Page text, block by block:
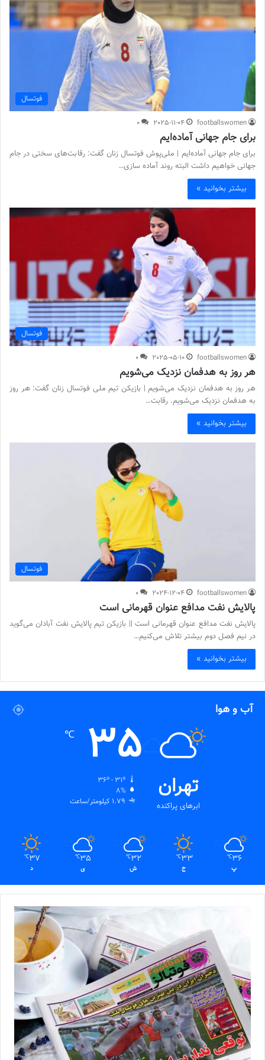
فوتسال
footballswomen
2025-11-04
0
برای جام جهانی آماده‌ایم
برای جام جهانی آماده‌ایم | ملی‌پوش فوتسال زنان گفت: رقابت‌های سختی در جام
جهانی خواهیم داشت البته روند آماده سازی…
بیشتر بخوانید »
فوتسال
footballswomen
2025-05-10
0
هر روز به هدفمان نزدیک می‌شویم
هر روز به هدفمان نزدیک می‌شویم | بازیکن تیم ملی فوتسال زنان گفت: هر روز
به هدفمان نزدیک می‌شویم. رقابت…
بیشتر بخوانید »
فوتسال
footballswomen
2024-12-04
0
پالایش نفت مدافع عنوان قهرمانی است
پالایش نفت مدافع عنوان قهرمانی است || بازیکن تیم پالایش نفت آبادان می‌گوید
در نیم فصل دوم بیشتر تلاش می‌کنیم…
بیشتر بخوانید »
آب و هوا
تهران
ابرهای پراکنده
35
℃
8%
1.79 کیلومتر/ساعت
36
℃
پ
33
℃
ج
32
℃
ش
35
℃
ی
37
℃
د